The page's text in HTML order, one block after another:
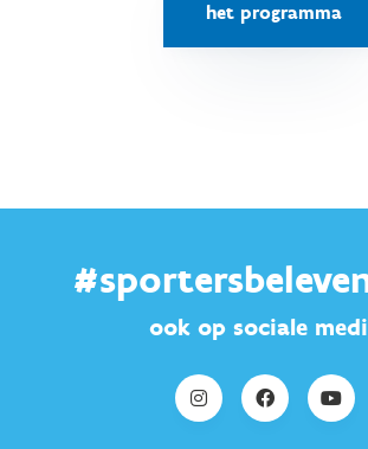
het programma
ook op sociale